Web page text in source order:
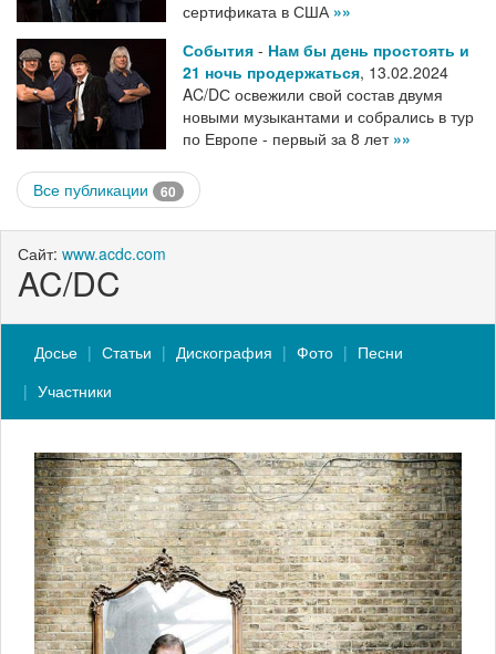
сертификата в США »»
События - Нам бы день простоять и
21 ночь продержаться, 13.02.2024
AC/DС освежили свой состав двумя
новыми музыкантами и собрались в тур
по Европе - первый за 8 лет »»
Все публикации 60
Сайт: www.acdc.com
AC/DC
Досье Статьи Дискография Фото
Песни
Участники